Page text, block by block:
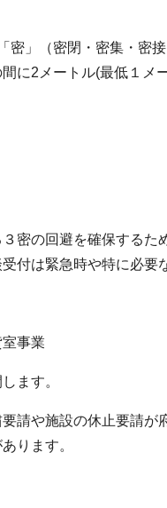
密」（密閉・密集・密
に2メートル(最低１メ
密の回避を確保するた
付は緊急時や特に必要
事業
ます。
請や施設の休止要請
ります。